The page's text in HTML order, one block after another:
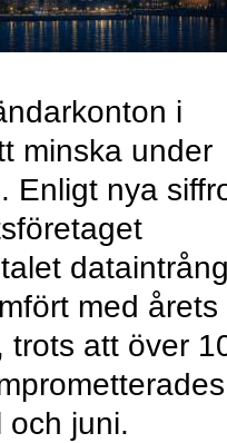
i
minska under
Enligt nya
med årets
trots att över
och juni.